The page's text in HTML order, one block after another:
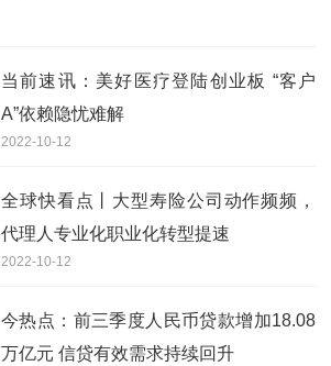
当前速讯：美好医疗登陆创业板 “客户
A”依赖隐忧难解
2022-10-12
全球快看点丨大型寿险公司动作频频，
代理人专业化职业化转型提速
2022-10-12
今热点：前三季度人民币贷款增加18.08
万亿元 信贷有效需求持续回升